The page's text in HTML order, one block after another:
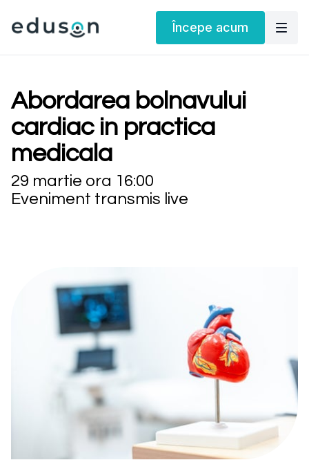
Începe acum
Abordarea bolnavului
cardiac in practica
medicala
29 martie ora 16:00
Eveniment transmis live